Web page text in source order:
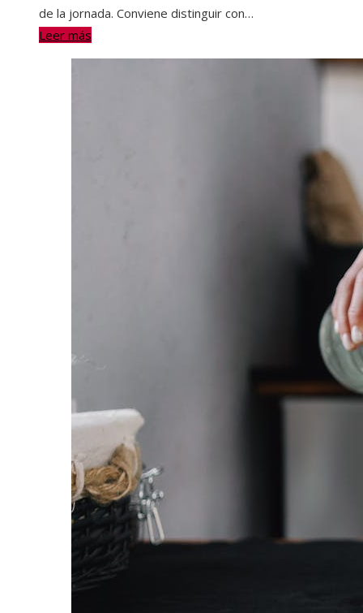
de la jornada. Conviene distinguir con…
Leer más